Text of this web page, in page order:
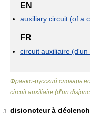
EN
auxiliary circuit (of a
FR
circuit auxiliaire (d'un
Франко-русский словарь
circuit auxiliaire (d'un
3
disjoncteur à